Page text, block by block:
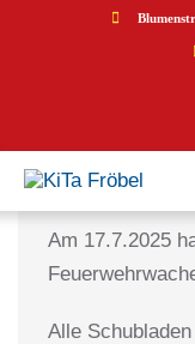
8. August 2025
Am 17.7.2025
Alle